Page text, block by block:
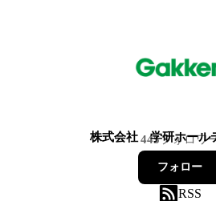
株式会社 学研ホール
445フォロワ
フォロー
RSS